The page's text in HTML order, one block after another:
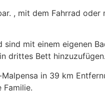
, mit dem Fahrrad
mit einem eigenen
drittes Bett hinzuzufügen.
in 39 km
Familie.